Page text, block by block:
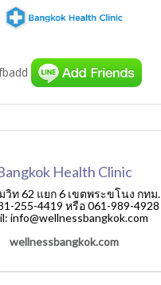
Health Clinic
วิท 62 แยก 6 เขตพระขโนง กทม.
255-4419 หรือ 061-989-4928
info@wellnessbangkok.com
wellnessbangkok.com